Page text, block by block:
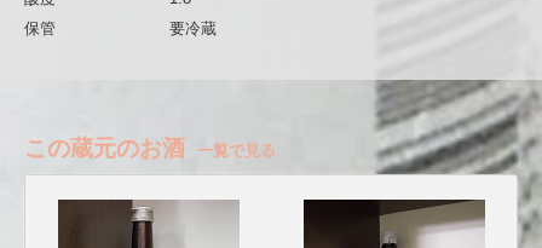
保管
要冷蔵
この蔵元のお酒 一覧で見る